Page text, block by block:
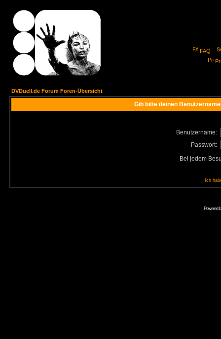
FAQ
DVDuell.de Forum Foren-Übersicht
Gib bitte deinen
Benutzername:
Passwort:
Bei jedem
Ich
Powered